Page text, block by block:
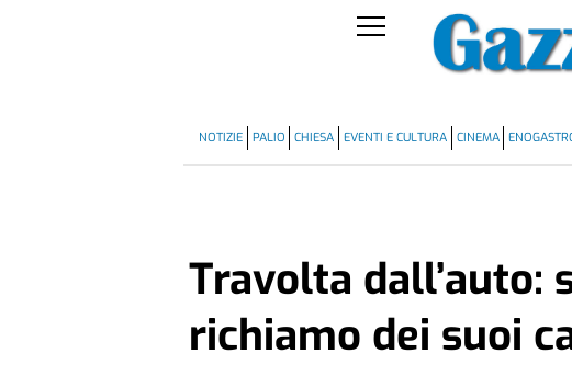
NOTIZIE PALIO CHIESA EVENTI E CULTURA CINEMA
Travolta dall’auto:
richiamo dei suoi